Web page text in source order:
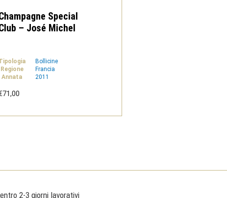
Special
– José Michel
Bollicine
Regione
Francia
Annata
2011
71,00
2-3 giorni lavorativi